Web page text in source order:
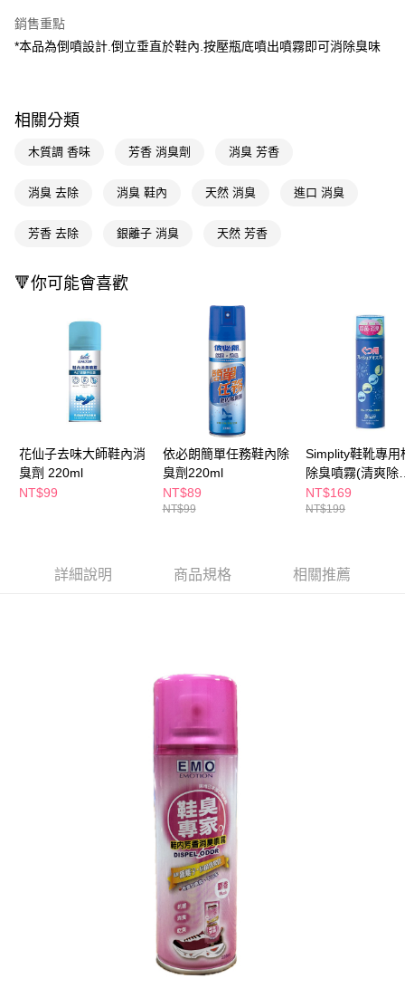
Google Pay
AFTEE先享後付是「在收到商品之後才付款」的支付方式。 讓您購物簡單
１．簡單：不需註冊會員、不需綁卡、不需儲值。
３．安心：先確認商品／服務後，再付款。
１．於結帳方式選擇「AFTEE先享後付」後，將跳轉至「AFTEE先享後付」
３．收到繳費通知簡訊後14天內，點擊此簡訊中的連結，可透過四大超商／
※ 請注意：結帳手續完成當下不需立刻繳費，但若您需要取消訂單，請聯絡
購買商品的店家。未經商家同意取消之訂單仍視為有效，需透過AFTEE先享
後付繳納相關費用。
※ 交易是否成功請以「AFTEE先享後付 」之結帳頁面顯示為準，若有關於
是否繳費成功／繳費後需取消欲退款等相關疑問，請聯繫「AFTEE先享後付
客戶支援中心」 https://netprotections.freshdesk.com/support/home
易，需依本服務之必要範圍內提供個人資料，並將交易相關給付款項請求債
權轉讓予恩沛科技股份有限公司。
２．關於個人資料處理事宜，請瀏覽以下網址：
https://aftee.tw/terms/#terms3
４．使用「AFTEE先享後付」時，將依據個別帳號之用戶狀況，依本公司即
即享券
運送方式
全家取貨付款
每筆NT$65，滿NT$390(含以上)免運費
每筆NT$65，滿NT$490(含以上)免運費
付款後萊爾富取貨
每筆NT$65，滿NT$490(含以上)免運費
7-11取貨付款
每筆NT$65，滿NT$490(含以上)免運費
付款後7-11取貨
每筆NT$65，滿NT$490(含以上)免運費
銷售重點
*本品為倒噴設計.倒立垂直於鞋內.按壓瓶底噴出噴霧即可消除臭味
相關分類
木質調 香味 芳香 消臭劑 消臭 芳香
消臭 去除 消臭 鞋內 天然 消臭 進口 消臭
芳香 去除 銀離子 消臭 天然 芳香
🔻你可能會喜歡
花仙子去味大師鞋內消
臭劑 220ml
NT$99
依必朗簡單任務鞋內除
臭劑220ml
NT$89
NT$99
Simplity鞋靴專用
除臭噴霧(清爽除
菌)150ml
NT$169
NT$199
詳細說明 商品規格 相關推薦